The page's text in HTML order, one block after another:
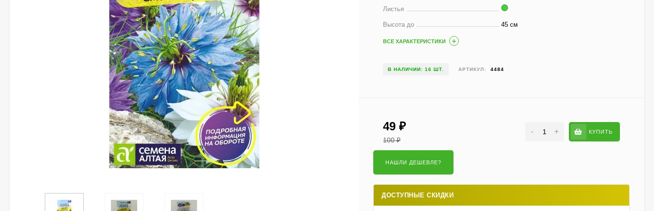
Листья
Высота до 45 см
ВСЕ ХАРАКТЕРИСТИКИ
В НАЛИЧИИ: 16 ШТ. АРТИКУЛ: 4484
49₽
100₽
- + КУПИТЬ
ДОСТУПНЫЕ СКИДКИ
Гортензия Саммер Лав
(Summer Love)
Зебра (Golden Zebra)